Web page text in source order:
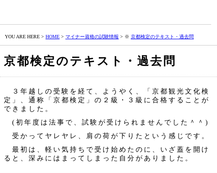
YOU ARE HERE > HOME > マイナー資格の試験情報 > ※ 京都検定のテキスト・過去問
京都検定のテキスト・過去問
３年越しの受験を経て、ようやく、「京都観光文化検
定」、通称「京都検定」の２級・３級に合格することが
できました。
(初年度は法事で、試験が受けられませんでした＾＾)
受かってヤレヤレ、肩の荷が下りたという感じです。
最初は、軽い気持ちで受け始めたのに、いざ蓋を開け
ると、深みにはまってしまった自分がありました。